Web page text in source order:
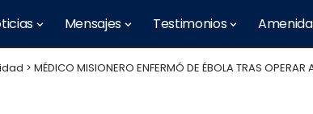
Mensajes Testimonios
> MÉDICO MISIONERO ENFERMÓ DE ÉBOLA TRAS